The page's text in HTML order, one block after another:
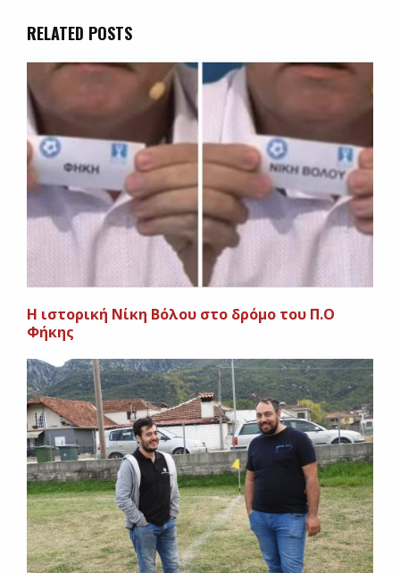
RELATED POSTS
Η ιστορική Νίκη Βόλου στο δρόμο του Π.Ο
Φήκης